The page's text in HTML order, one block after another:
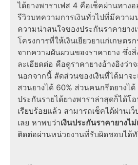
ได้ยางพาราเฟส 4 คือเช็คผ่านทาง
รีวิวบทความการเงินทั่วไปที่มีความ
ความน่าสนใจของประกันราคายาง
โครงการที่ให้เงินเยียวยาแก่เกษตร
จากความผันผวนของราคายาง ซึ่ง
ละเอียดต่อ คือดูราคายางอ้างอิงว่า
นอกจากนี้ สัดส่วนของเงินที่ได้มาจะ
สวนยางได้ 60% ส่วนคนกรีดยางได้
ประกันรายได้ยางพาราล่าสุดก็ได้โ
เรียบร้อยแล้ว สามารถเช็คได้ผ่านเ
เลย หาพบว่าเงินประกันราคายางไม่
ติดต่อผ่านหน่วยงานที่รับผิดชอบได้